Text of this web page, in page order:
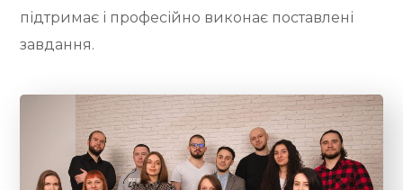
підтримає і професійно виконає поставлені
завдання.